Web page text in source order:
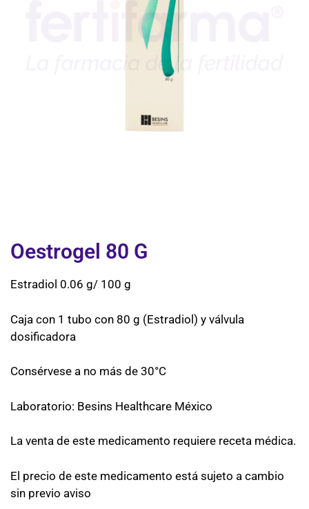
Oestrogel 80 G
Estradiol 0.06 g/ 100 g
Caja con 1 tubo con 80 g (Estradiol) y válvula
dosificadora
Consérvese a no más de 30°C
Laboratorio: Besins Healthcare México
La venta de este medicamento requiere receta médica.
El precio de este medicamento está sujeto a cambio
sin previo aviso